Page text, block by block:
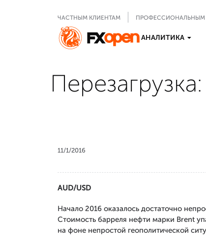
ЧАСТНЫМ КЛИЕНТАМ ПРОФЕССИОНАЛЬНЫМ
АНАЛИТИКА
11/1/2016
AUD/USD
Начало 2016 оказалось достаточно
Стоимость барреля нефти марки Brent
на фоне непростой геополитической